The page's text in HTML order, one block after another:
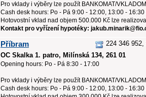
Pro vklady i výběry lze použít BANKOMAT/
Cash desk hours: Po - Pá 9:00 - 12:00, 13:00 -
Hotovostní vklad nad objem 500.000 Kč lze
Kontakt pro vyřízení hypotéky:
Příbram 224 346 952,
OC Skalka 1. patro, Milínská 134, 261 01
Opening hours: Po - Pá 8:30 - 17:00
Pro vklady i výběry lze použít BANKOMAT/
Cash desk hours: Po - Pá 9:00 - 12:00, 13:00 -